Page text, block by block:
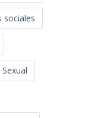
sociales